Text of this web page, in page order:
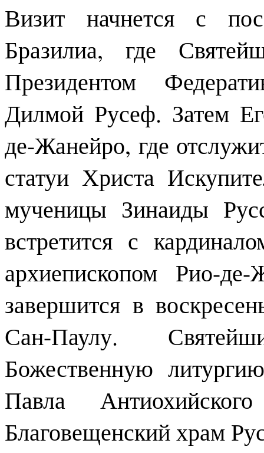
Визит начнется с
Бразилиа, где
Президентом
Дилмой Русеф. Затем
де-Жанейро, где
статуи Христа
мученицы Зинаиды
встретится с
архиепископом Рио-
завершится в
Сан-Паулу.
Божественную
Павла
Благовещенский храм